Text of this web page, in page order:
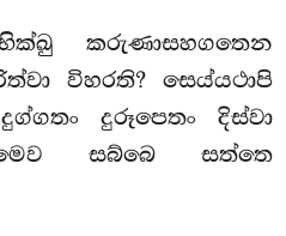
කරුණාසහගතෙන
විහරති? සෙය්යථාපි
දුරූපෙතං දිස්වා
සබ්බෙ සත්තෙ